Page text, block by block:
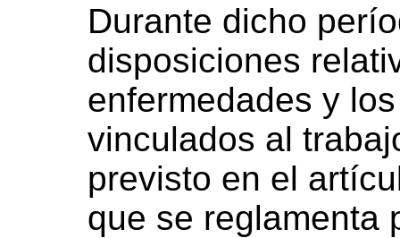
Durante dicho
disposiciones
enfermedades y
vinculados al
previsto en el
que se reglamenta